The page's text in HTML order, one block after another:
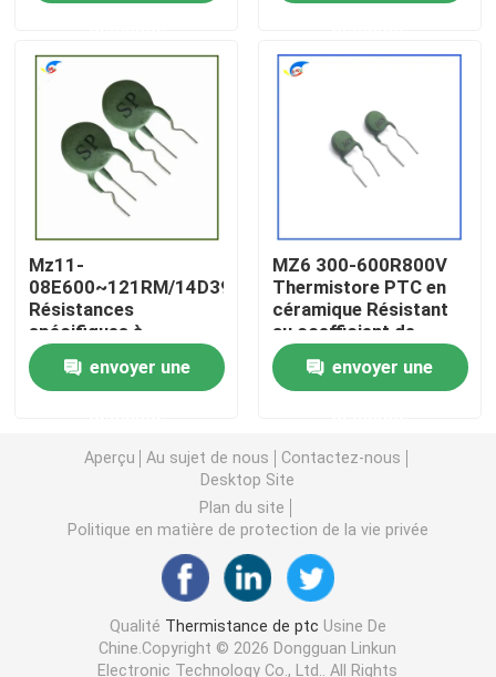
Les affaires
Thermistance de ptc
Puce de chauffage PTC
Thermistors NTC
Thermistance de SMD NTC
Le thermistore NTC de puissance
Capteur de température de NTC
Varistance CMS
Mz11-
08E600~121RM/14D391
Résistances
spécifiques à
l'instrument électrique
envoyer une
MZ6 300-600R800V
Thermistore PTC en
céramique Résistant
au coefficient de
température positive
pour les ballasts
envoyer une
Aperçu Au sujet de nous
Contactez-nous
Desktop Site
Plan du site
Politique en matière de protection de la vie privée
Qualité Thermistance de ptc Usine De
Chine.Copyright © 2026 Dongguan Linkun
Electronic Technology Co., Ltd.. All Rights